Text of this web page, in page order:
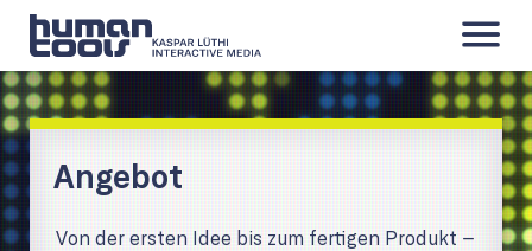
Kontakt
Angebot
Von der ersten Idee bis zum fertigen Produkt –